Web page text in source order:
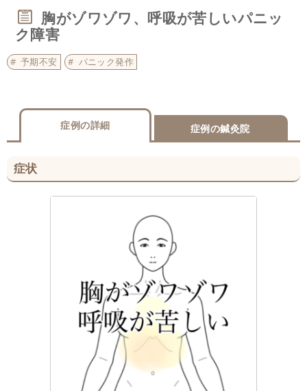
胸がゾワゾワ、呼吸が苦しいパニッ
ク障害
予期不安 パニック発作
症例の詳細 症例の鍼灸院
症状